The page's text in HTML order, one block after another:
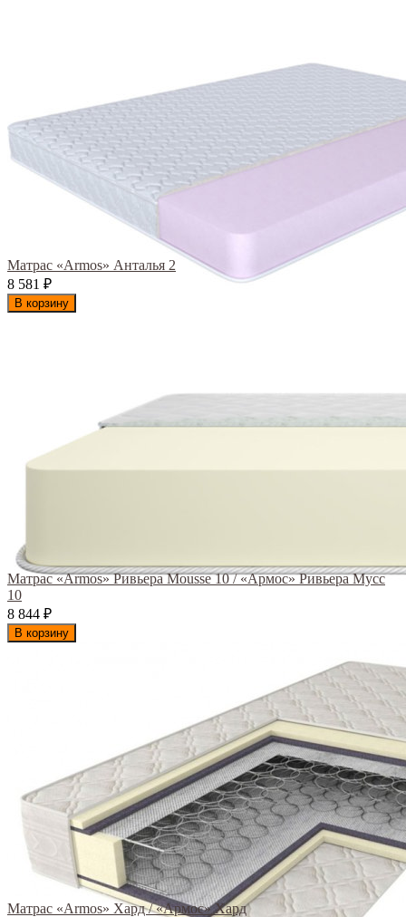
Матрас «Armos» Анталья 2
8 581
₽
В корзину
Матрас «Armos» Ривьера Mousse 10 / «Армос» Ривьера Мусс
10
8 844 ₽
В корзину
Матрас «Armos» Хард / «Армос» Хард